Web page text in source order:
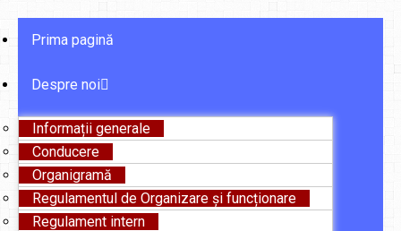
Prima pagină
Despre noi
Informații generale
Conducere
Organigramă
Regulamentul de Organizare și funcționare
Regulament intern